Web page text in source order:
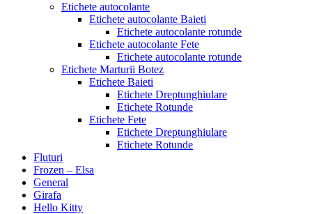
Etichete autocolante
Etichete autocolante Baieti
Etichete autocolante rotunde
Etichete autocolante Fete
Etichete autocolante rotunde
Etichete Marturii Botez
Etichete Baieti
Etichete Dreptunghiulare
Etichete Rotunde
Etichete Fete
Etichete Dreptunghiulare
Etichete Rotunde
Fluturi
Frozen – Elsa
General
Girafa
Hello Kitty